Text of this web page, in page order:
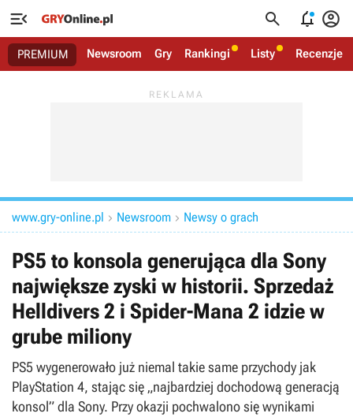
   
PREMIUM Newsroom Gry Rankingi Listy Recenzje
www.gry-online.pl  Newsroom  Newsy o grach
PS5 to konsola generująca dla Sony
największe zyski w historii. Sprzedaż
Helldivers 2 i Spider-Mana 2 idzie w
grube miliony
PS5 wygenerowało już niemal takie same przychody jak
PlayStation 4, stając się „najbardziej dochodową generacją
konsol” dla Sony. Przy okazji pochwalono się wynikami